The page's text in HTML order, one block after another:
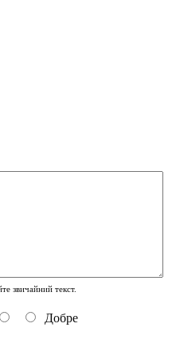
звичайний текст.
Добре